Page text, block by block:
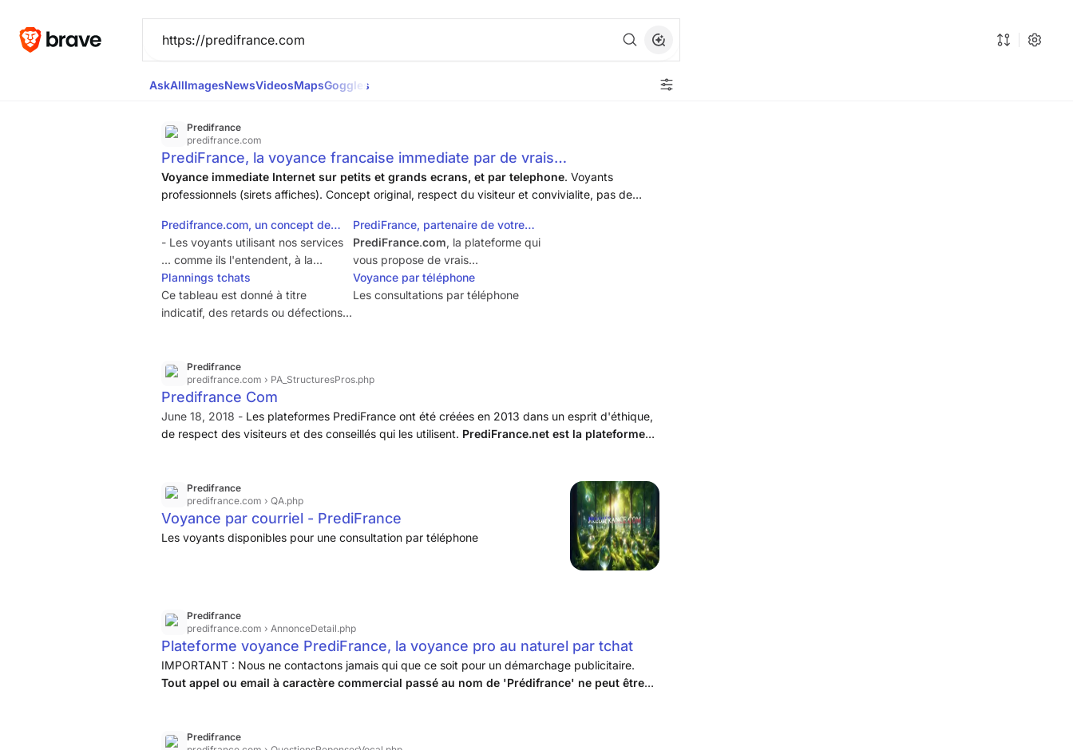
AskAllImagesNewsVideosMapsGoggles
Predifrance
predifrance.com
PrediFrance, la voyance francaise immediate par de vrais
professionnels
Voyance immediate Internet sur petits et grands ecrans, et par telephone. Voyants
professionnels (sirets affiches). Concept original, respect du visiteur et convivialite, pas de
Predifrance.com, un concept de
voyance par chat unique
- Les voyants utilisant nos services
... comme ils l'entendent, à la
condition de : -- les respecter -- ne
pas proposer de travaux occultes
ou autres magies -- n'échanger en
plateforme, des informations au
sujet de leurs visiteurs ·
IMPORTANT : Nous n'appelons
jamais qui que ce soit pour un
démarchage publicitaire. Tout appel
PrediFrance, partenaire de votre
avenir. Plateforme de voyance…
PrediFrance.com, la plateforme qui
vous propose de vrais
professionnels (photos et sirets
affichés). Ethique, transparence,
Plannings tchats
Ce tableau est donné à titre
indicatif, des retards ou défections
aussi y avoir des ouvertures du
salon à des moments non prévus, de
jour comme de nuit.
Voyance par téléphone
Les consultations par téléphone
Predifrance
predifrance.com › PA_StructuresPros.php
Predifrance Com
June 18, 2018 - Les plateformes PrediFrance ont été créées en 2013 dans un esprit d'éthique,
de respect des visiteurs et des conseillés qui les utilisent. PrediFrance.net est la plateforme
Predifrance
predifrance.com › QA.php
Voyance par courriel - PrediFrance
Les voyants disponibles pour une consultation par téléphone
Predifrance
predifrance.com › AnnonceDetail.php
Plateforme voyance PrediFrance, la voyance pro au naturel par tchat
IMPORTANT : Nous ne contactons jamais qui que ce soit pour un démarchage publicitaire.
Tout appel ou email à caractère commercial passé au nom de 'Prédifrance' ne peut être
Predifrance